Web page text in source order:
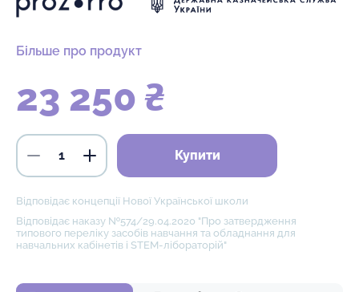
Більше про продукт
23 250 ₴
Купити
Відповідає концепції Нової Української школи
Відповідає наказу №574/29.04.2020 "Про затвердження
типового переліку засобів навчання та обладнання для
навчальних кабінетів і STEM-лібораторій"